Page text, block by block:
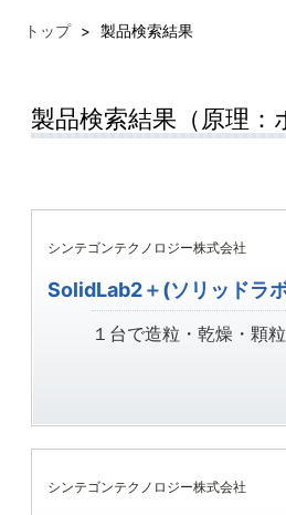
トップ > 製品検索結果
製品検索結果（原理
シンテゴンテクノロジー株式会社
SolidLab2＋(ソリッドラ
１台で造粒・乾燥・顆
シンテゴンテクノロジー株式会社